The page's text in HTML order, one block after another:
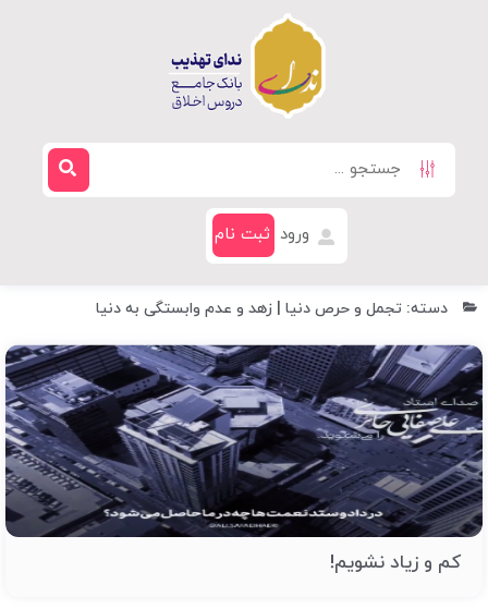
ورود ثبت نام
دسته: تجمل و حرص دنیا | زهد و عدم وابستگی به دنیا
کم و زیاد نشویم!